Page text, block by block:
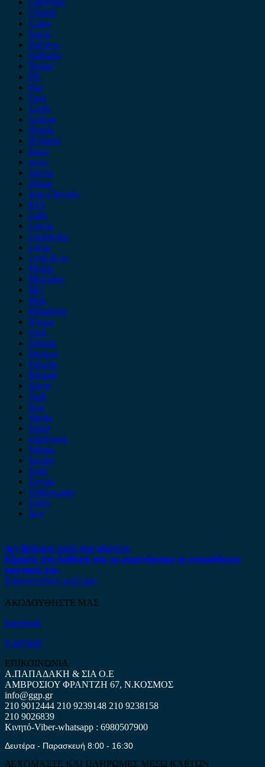
Citroen
Cupra
Dacia
Daewoo
Daihatsu
Dodge
DS
Fiat
Ford
Geely
Gonow
Honda
Hyundai
Isuzu
iveco
Jaecoo
Jaguar
Jeep Chrysler
KIA
Lada
Lancia
Leapmotor
Lexus
Lynk & co
Mazda
Mercedes
MG
Mini
Mitsubishi
Nissan
Opel
Omoda
Peugeot
Porsche
Renault
Rover
Saab
Seat
Skoda
Smart
ssangyong
Subaru
Suzuki
Tesla
Toyota
Volkswagen
Volvo
Xev
Δεν βρήκατε αυτό που ψάχνετε;
Είμαστε στη διάθεση σας να απαντήσουμε σε οποιαδήποτε
ερώτηση σας.
Επικοινωνήστε μαζί μας
ΑΚΟΛΟΥΘΗΣΤΕ ΜΑΣ
Facebook
ΧΑΡΤΗΣ
ΕΠΙΚΟΙΝΩΝΙΑ
Α.ΠΑΠΑΔΑΚΗ & ΣΙΑ Ο.Ε
ΑΜΒΡΟΣΙΟΥ ΦΡΑΝΤΖΗ 67, Ν.ΚΟΣΜΟΣ
info@ggp.gr
210 9012444 210 9239148 210 9238158
210 9026839
Κινητό-Viber-whatsapp : 6980507900
Δευτέρα - Παρασκευή 8:00 - 16:30
ΔΕΧΟΜΑΣΤΕ ΚΑΙ ΠΛΗΡΩΜΕΣ ΜΕΣΩ ΚΑΡΤΩΝ